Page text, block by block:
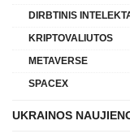
DIRBTINIS
KRIPTOVALIUTOS
METAVERSE
SPACEX
UKRAINOS